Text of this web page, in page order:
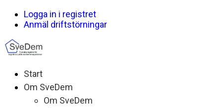
Logga in i registret
Anmäl driftstörningar
Start
Om SveDem
Om SveDem